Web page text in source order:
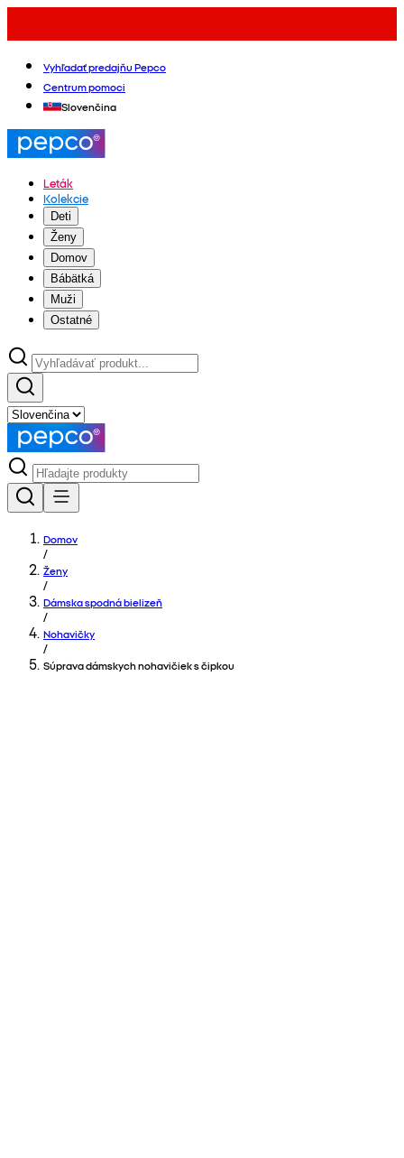
Vyhľadať predajňu Pepco
Centrum pomoci
Slovenčina
Leták
Kolekcie
Deti
Ženy
Domov
Bábätká
Muži
Ostatné
Domov
/
Ženy
/
Dámska spodná bielizeň
/
Nohavičky
/
Súprava dámskych nohavičiek s čipkou